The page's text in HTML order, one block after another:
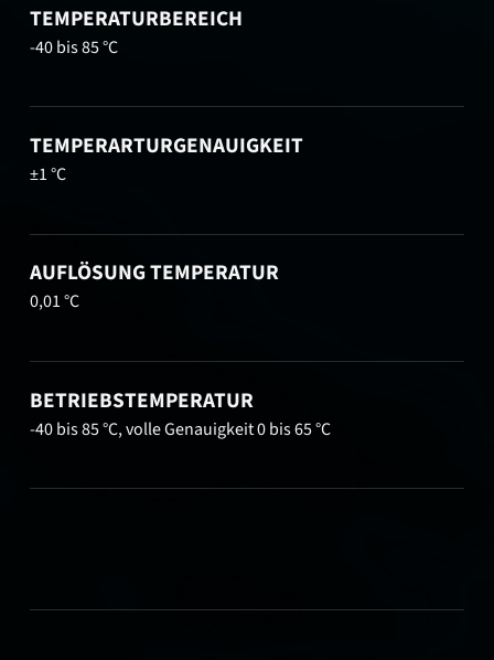
TEMPERATURBEREICH
-40 bis 85 °C
TEMPERARTURGENAUIGKEIT
±1 °C
AUFLÖSUNG TEMPERATUR
0,01 °C
BETRIEBSTEMPERATUR
-40 bis 85 °C, volle Genauigkeit 0 bis 65 °C